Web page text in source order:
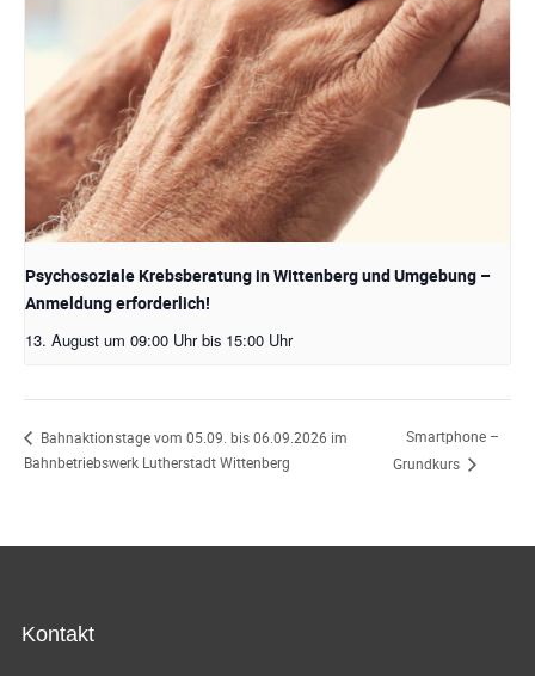
Psychosoziale Krebsberatung in Wittenberg und Umgebung –
Anmeldung erforderlich!
13. August um 09:00 Uhr bis 15:00 Uhr
Bahnaktionstage vom 05.09. bis 06.09.2026 im
Bahnbetriebswerk Lutherstadt Wittenberg
Smartphone –
Grundkurs
Kontakt